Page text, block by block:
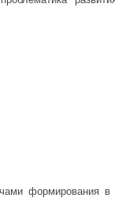
формирования в